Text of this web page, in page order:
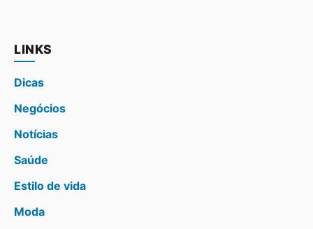
LINKS
Dicas
Negócios
Notícias
Saúde
Estilo de vida
Moda